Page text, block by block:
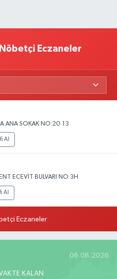
Eczaneler
ANA SOKAK NO:20 13
Al
ECEVİT BULVARI NO:3H
Al
Eczaneler
06.08.2026
KALAN